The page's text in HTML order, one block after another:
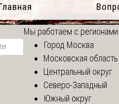
Мы работаем с регионами
Город Москва
Московская область
Центральный округ
Северо-Западный
Южный округ